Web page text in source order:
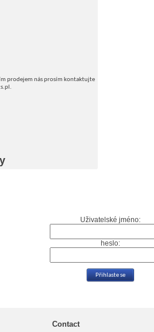
prodejem nás prosím kontaktujte
Uživatelské jméno:
heslo:
Contact